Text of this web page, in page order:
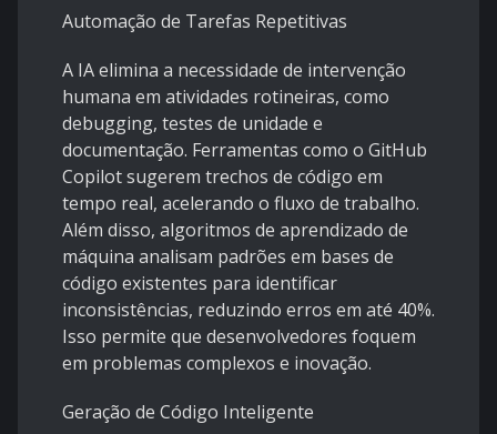
Automação de Tarefas Repetitivas
A IA elimina a necessidade de intervenção
humana em atividades rotineiras, como
debugging, testes de unidade e
documentação. Ferramentas como o GitHub
Copilot sugerem trechos de código em
tempo real, acelerando o fluxo de trabalho.
Além disso, algoritmos de aprendizado de
máquina analisam padrões em bases de
código existentes para identificar
inconsistências, reduzindo erros em até 40%.
Isso permite que desenvolvedores foquem
em problemas complexos e inovação.
Geração de Código Inteligente